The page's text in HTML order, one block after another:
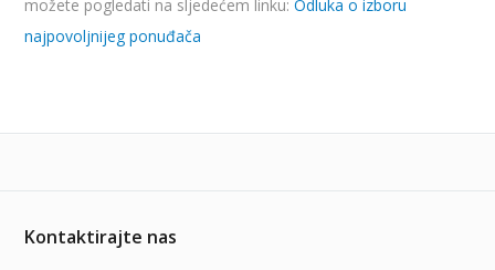
možete pogledati na sljedećem linku:Odluka o izboru
najpovoljnijeg ponuđača
Kontaktirajte nas